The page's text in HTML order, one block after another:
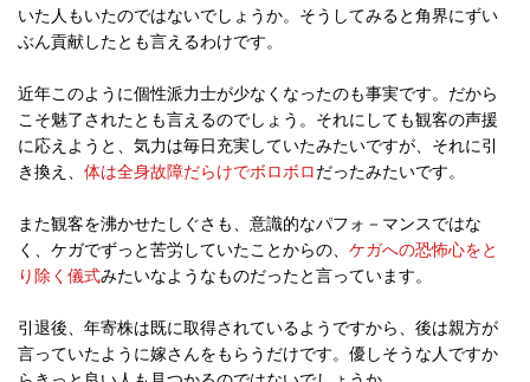
いた人もいたのではないでしょうか。そうしてみると角界にずい
ぶん貢献したとも言えるわけです。
近年このように個性派力士が少なくなったのも事実です。だから
こそ魅了されたとも言えるのでしょう。それにしても観客の声援
に応えようと、気力は毎日充実していたみたいですが、それに引
き換え、 体は全身故障だらけでボロボロ だったみたいです。
また観客を沸かせたしぐさも、意識的なパフォ－マンスではな
く、ケガでずっと苦労していたことからの、 ケガへの恐怖心をと
り除く儀式みたいなようなものだったと言っています。
引退後、年寄株は既に取得されているようですから、後は親方が
言っていたように嫁さんをもらうだけです。優しそうな人ですか